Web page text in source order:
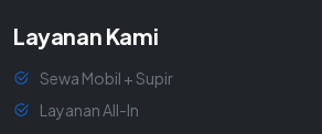
Layanan Kami
Sewa Mobil + Supir
Layanan All-In